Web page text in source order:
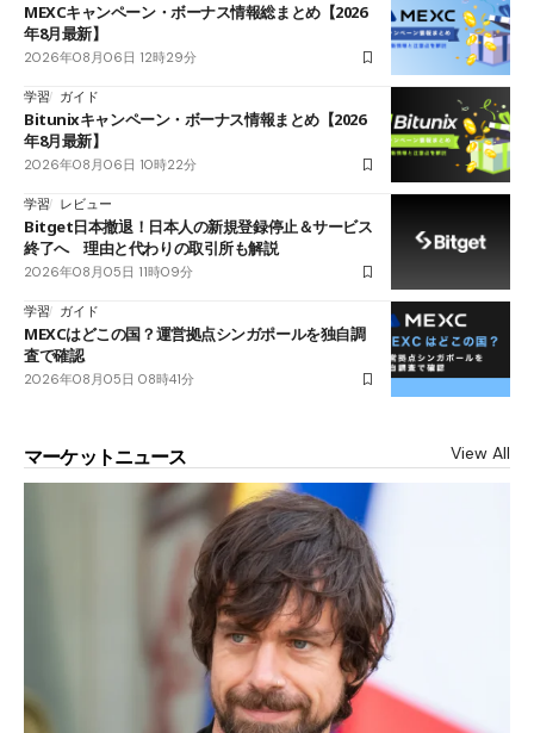
MEXCキャンペーン・ボーナス情報総まとめ【2026
年8月最新】
2026年08月06日 12時29分
学習 ガイド
Bitunixキャンペーン・ボーナス情報まとめ【2026
年8月最新】
2026年08月06日 10時22分
学習 レビュー
Bitget日本撤退！日本人の新規登録停止＆サービス
終了へ 理由と代わりの取引所も解説
2026年08月05日 11時09分
学習 ガイド
MEXCはどこの国？運営拠点シンガポールを独自調
査で確認
2026年08月05日 08時41分
マーケットニュース View All